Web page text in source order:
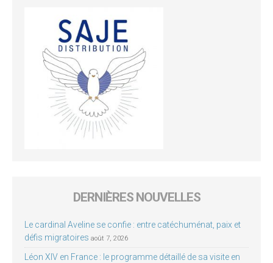
DERNIÈRES NOUVELLES
Le cardinal Aveline se confie : entre catéchuménat, paix et
défis migratoires août 7, 2026
Léon XIV en France : le programme détaillé de sa visite en